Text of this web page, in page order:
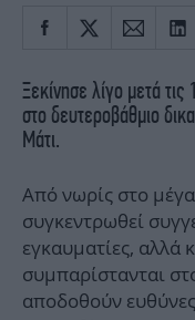
Ξεκίνησε λίγο μετά
στο δευτεροβάθμιο
Μάτι.
Από νωρίς στο
συγκεντρωθεί
εγκαυματίες, αλλά
συμπαρίστανται
αποδοθούν